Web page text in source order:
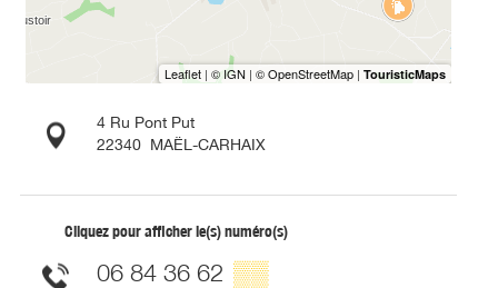
4 Ru Pont Put
22340 MAËL-CARHAIX
Cliquez pour afficher le(s) numéro(s)
06 84 36 62 ▒▒